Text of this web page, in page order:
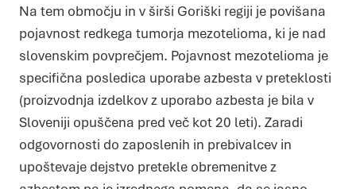
Na tem območju in v širši Goriški regiji je povišana
pojavnost redkega tumorja mezotelioma, ki je nad
slovenskim povprečjem. Pojavnost mezotelioma je
specifična posledica uporabe azbesta v preteklosti
(proizvodnja izdelkov z uporabo azbesta je bila v
Sloveniji opuščena pred več kot 20 leti). Zaradi
odgovornosti do zaposlenih in prebivalcev in
upoštevaje dejstvo pretekle obremenitve z
Zahtevani
omogočajo osnovne funkcije, kot so navigacija po strani in
brez teh piškotkov ne deluje pravilno.
Piškotki za statistiko pomagajo lastnikom spletnih strani
razumeti, kako obiskovalci uporabljajo spletno stran
tako, da anonimno zbirajo in javljajo informacije.
Piškotki za trženje se uporabljajo za sledenje
uporabnikom prek spletnih strani. Namen je prikazovanje
oglasov, ki so primerni in zanimivi za posameznega
uporabnika in zato več vredni za založnike in oglaševalce